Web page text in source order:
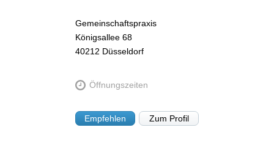
Gemeinschaftspraxis
Königsallee 68
40212 Düsseldorf
Öffnungszeiten
Empfehlen Zum Profil